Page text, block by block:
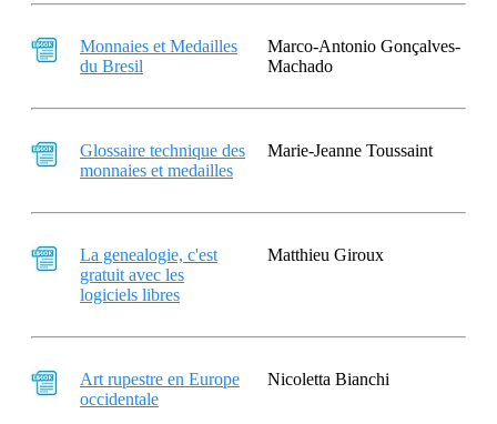
Monnaies et Medailles
du Bresil
Marco-Antonio Gonçalves-
Machado
Glossaire technique des
monnaies et medailles
Marie-Jeanne Toussaint
La genealogie, c'est
gratuit avec les
logiciels libres
Matthieu Giroux
Art rupestre en Europe
occidentale
Nicoletta Bianchi